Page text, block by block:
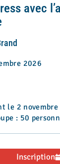
avec
2026
le 2
: 50
Inscription